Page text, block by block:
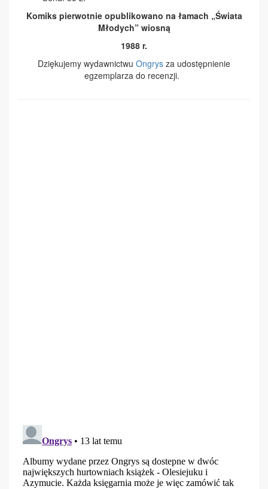
Komiks pierwotnie opublikowano na łamach „Świata
Młodych” wiosną
1988 r.
Dziękujemy wydawnictwu Ongrys za udostępnienie
egzemplarza do recenzji.